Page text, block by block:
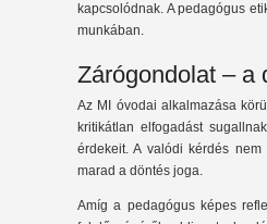
kapcsolódnak. A pedagógus
munkában.
Zárógondolat – a
Az MI óvodai alkalmazása
kritikátlan elfogadást
érdekeit. A valódi kérdés
marad a döntés joga.
Amíg a pedagógus képes